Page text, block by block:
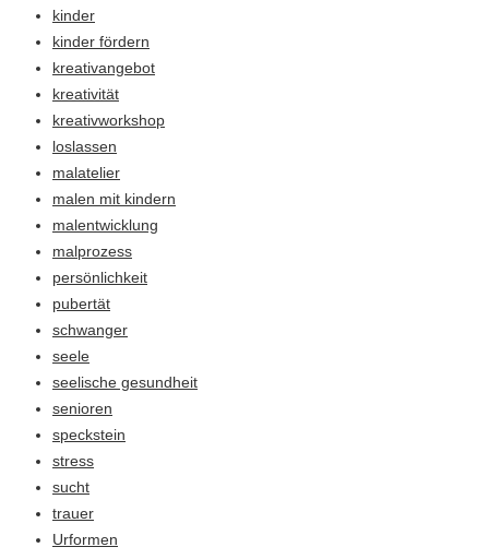
kinder
kinder fördern
kreativangebot
kreativität
kreativworkshop
loslassen
malatelier
malen mit kindern
malentwicklung
malprozess
persönlichkeit
pubertät
schwanger
seele
seelische gesundheit
senioren
speckstein
stress
sucht
trauer
Urformen